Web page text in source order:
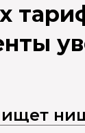
ищет